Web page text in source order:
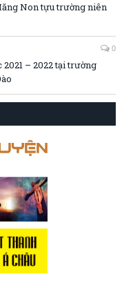
Non tựu trường niên
0
– 2022 tại trường